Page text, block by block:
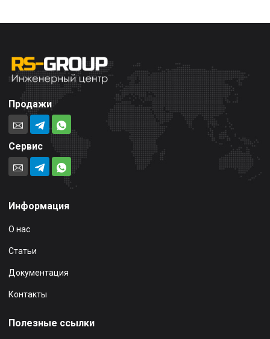
Продажи
Сервис
Информация
О нас
Статьи
Документация
Контакты
Полезные ссылки